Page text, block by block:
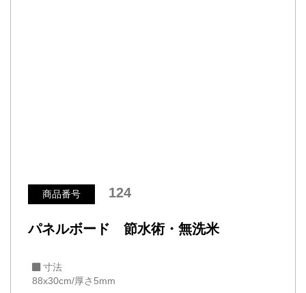
商品番号 124
パネルボード 節水術・無洗米
寸法
88x30cm/厚さ5mm